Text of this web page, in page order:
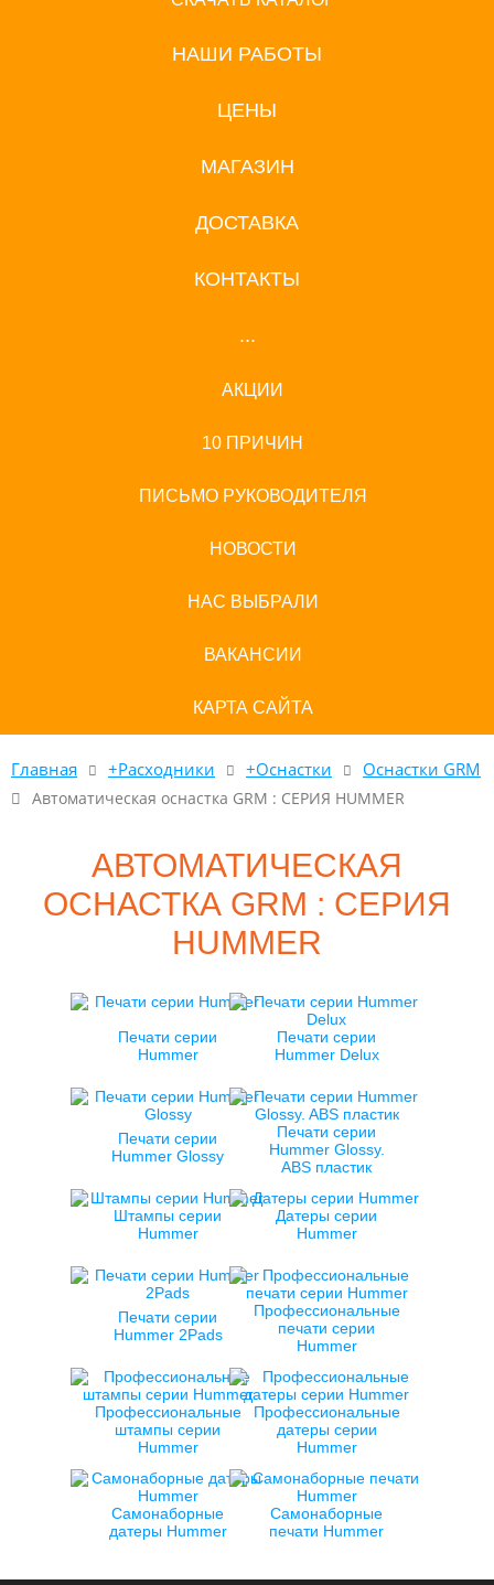
НАШИ РАБОТЫ
ЦЕНЫ
МАГАЗИН
ДОСТАВКА
КОНТАКТЫ
...
АКЦИИ
10 ПРИЧИН
ПИСЬМО РУКОВОДИТЕЛЯ
НОВОСТИ
НАС ВЫБРАЛИ
ВАКАНСИИ
КАРТА САЙТА
Главная +Расходники +Оснастки Оснастки GRM
Автоматическая оснастка GRM : СЕРИЯ HUMMER
АВТОМАТИЧЕСКАЯ
ОСНАСТКА GRM : СЕРИЯ
HUMMER
Печати серии
Hummer
Печати серии
Hummer Delux
Печати серии
Hummer Glossy
Печати серии
Hummer Glossy.
ABS пластик
Штампы серии
Hummer
Датеры серии
Hummer
Печати серии
Hummer 2Pads
Профессиональные
печати серии
Hummer
Профессиональные
штампы серии
Hummer
Профессиональные
датеры серии
Hummer
Самонаборные
датеры Hummer
Самонаборные
печати Hummer